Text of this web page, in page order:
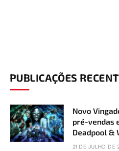
PUBLICAÇÕES
Novo
pré-vendas
Deadpool &
21 DE JULHO DE